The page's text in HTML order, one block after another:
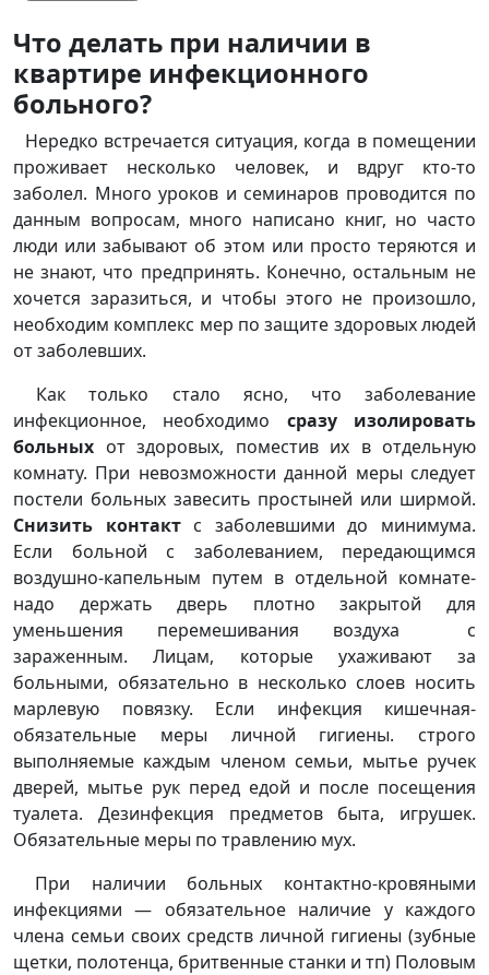
Что делать при наличии в
квартире инфекционного
больного?
Нередко встречается ситуация, когда в помещении
проживает несколько человек, и вдруг кто-то
заболел. Много уроков и семинаров проводится по
данным вопросам, много написано книг, но часто
люди или забывают об этом или просто теряются и
не знают, что предпринять. Конечно, остальным не
хочется заразиться, и чтобы этого не произошло,
необходим комплекс мер по защите здоровых людей
от заболевших.
Как только стало ясно, что заболевание
инфекционное, необходимо сразу изолировать
больных от здоровых, поместив их в отдельную
комнату. При невозможности данной меры следует
постели больных завесить простыней или ширмой.
Снизить контактс заболевшими до минимума.
Если больной с заболеванием, передающимся
воздушно-капельным путем в отдельной комнате-
надо держать дверь плотно закрытой для
уменьшения перемешивания воздуха с
зараженным. Лицам, которые ухаживают за
больными, обязательно в несколько слоев носить
марлевую повязку. Если инфекция кишечная-
обязательные меры личной гигиены. строго
выполняемые каждым членом семьи, мытье ручек
дверей, мытье рук перед едой и после посещения
туалета. Дезинфекция предметов быта, игрушек.
Обязательные меры по травлению мух.
При наличии больных контактно-кровяными
инфекциями — обязательное наличие у каждого
члена семьи своих средств личной гигиены (зубные
щетки, полотенца, бритвенные станки и тп) Половым